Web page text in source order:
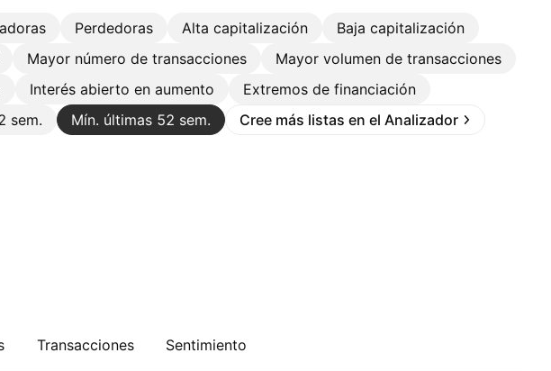
Perdedoras Alta capitalización
Baja capitalización
Mayor número de transacciones
Mayor volumen de transacciones
Interés abierto en aumento
Extremos de financiación
sem. Mín. últimas 52 sem. Cree más listas en el Analizador
Transacciones Sentimiento